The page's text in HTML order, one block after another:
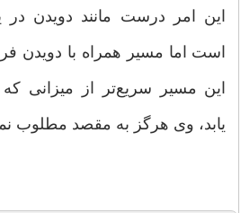
است اما مسیر همراه با دویدن
این مسیر سریع‌تر از
یابد، وی هرگز به مقصد مطلوب